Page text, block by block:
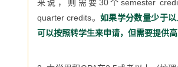
来说，则需要 30个 semester
quarter credits。如果学分数量少于
可以按照转学生来申请，但需要提供